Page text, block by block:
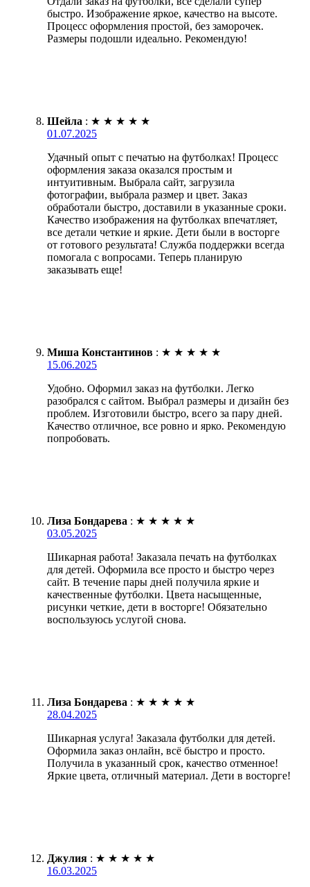
быстро. Изображение яркое, качество на высоте.
Процесс оформления простой, без заморочек.
Размеры подошли идеально. Рекомендую!
Шейла : ★ ★ ★ ★ ★
01.07.2025
Удачный опыт с печатью на футболках! Процесс
оформления заказа оказался простым и
интуитивным. Выбрала сайт, загрузила
фотографии, выбрала размер и цвет. Заказ
обработали быстро, доставили в указанные сроки.
Качество изображения на футболках впечатляет,
все детали четкие и яркие. Дети были в восторге
от готового результата! Служба поддержки всегда
помогала с вопросами. Теперь планирую
заказывать еще!
Миша Константинов : ★ ★ ★ ★ ★
15.06.2025
Удобно. Оформил заказ на футболки. Легко
разобрался с сайтом. Выбрал размеры и дизайн без
проблем. Изготовили быстро, всего за пару дней.
Качество отличное, все ровно и ярко. Рекомендую
попробовать.
Лиза Бондарева : ★ ★ ★ ★ ★
03.05.2025
Шикарная работа! Заказала печать на футболках
для детей. Оформила все просто и быстро через
сайт. В течение пары дней получила яркие и
качественные футболки. Цвета насыщенные,
рисунки четкие, дети в восторге! Обязательно
воспользуюсь услугой снова.
Лиза Бондарева : ★ ★ ★ ★ ★
28.04.2025
Шикарная услуга! Заказала футболки для детей.
Оформила заказ онлайн, всё быстро и просто.
Получила в указанный срок, качество отменное!
Яркие цвета, отличный материал. Дети в восторге!
Джулия : ★ ★ ★ ★ ★
16.03.2025